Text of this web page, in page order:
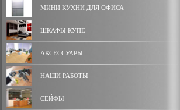
МИНИ КУХНИ ДЛЯ ОФИСА
ШКАФЫ КУПЕ
АКСЕССУАРЫ
НАШИ РАБОТЫ
СЕЙФЫ